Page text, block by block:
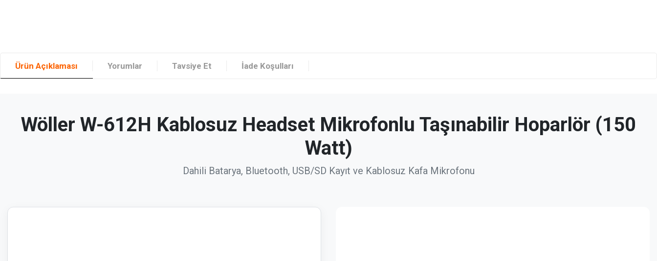
Ürün Açıklaması Yorumlar Tavsiye Et İade Koşulları
Wöller W-612H Kablosuz Headset Mikrofonlu Taşınabilir Hoparlör (150
Watt)
Dahili Batarya, Bluetooth, USB/SD Kayıt ve Kablosuz Kafa Mikrofonu